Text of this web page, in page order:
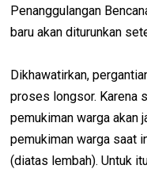
Penanggulangan
baru akan diturunkan
Dikhawatirkan,
proses longsor. Karena
pemukiman warga akan
pemukiman warga saat
(diatas lembah). Untuk